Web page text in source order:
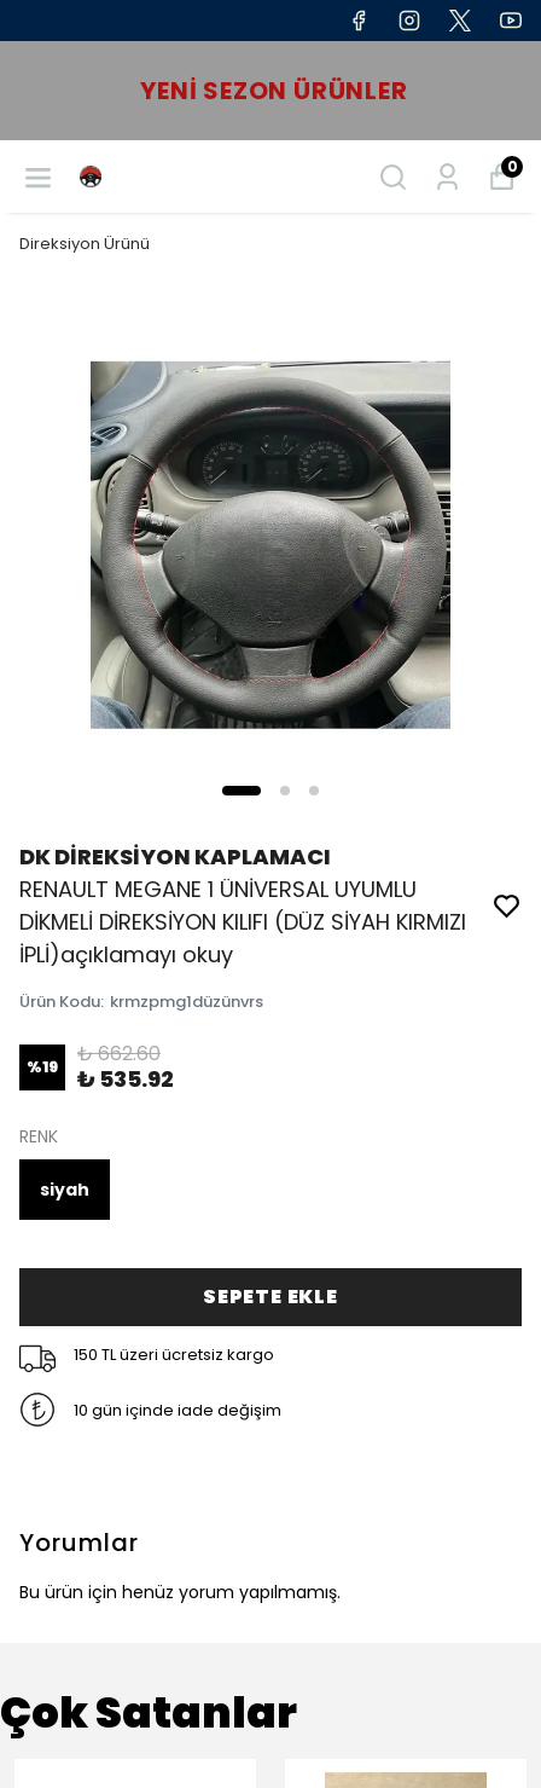
YENI SEZON ÜRÜNLER
0
Direksiyon Ürünü
DK DİREKSİYON KAPLAMACI
RENAULT MEGANE 1 ÜNİVERSAL UYUMLU
DİKMELİ DİREKSİYON KILIFI (DÜZ SİYAH KIRMIZI
İPLİ)açıklamayı okuy
Ürün Kodu: krmzpmg1düzünvrs
%19 ₺ 662.60
₺ 535.92
RENK
siyah
SEPETE EKLE
150 TL üzeri ücretsiz kargo
10 gün içinde iade değişim
Yorumlar
Bu ürün için henüz yorum yapılmamış.
Çok Satanlar